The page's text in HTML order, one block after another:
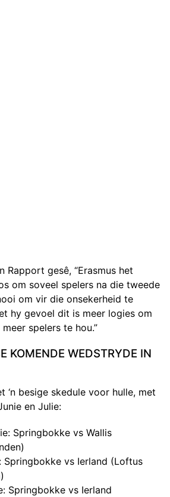
Rapport gesê, “Erasmus het
om soveel spelers na die tweede
om vir die onsekerheid te
hy gevoel dit is meer logies om
spelers te hou.”
KOMENDE WEDSTRYDE IN
‘n besige skedule voor hulle, met
en Julie:
Springbokke vs Wallis
Springbokke vs Ierland (Loftus
Springbokke vs Ierland